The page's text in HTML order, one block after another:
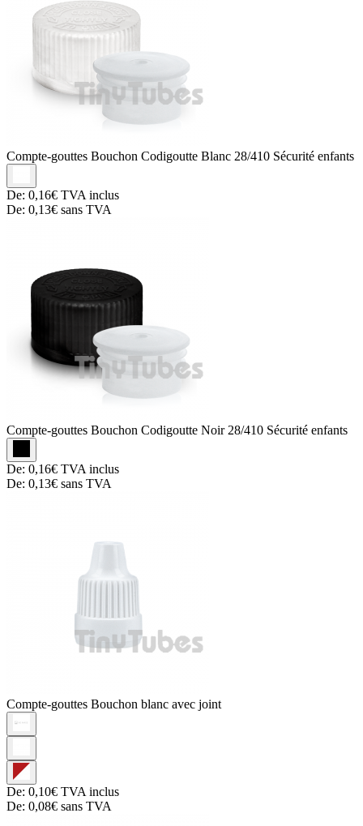
Compte-gouttes Bouchon Codigoutte Blanc 28/410 Sécurité enfants
De: 0,16€ TVA inclus
De: 0,13€ sans TVA
Compte-gouttes Bouchon Codigoutte Noir 28/410 Sécurité enfants
De: 0,16€ TVA inclus
De: 0,13€ sans TVA
Compte-gouttes Bouchon blanc avec joint
De: 0,10€ TVA inclus
De: 0,08€ sans TVA